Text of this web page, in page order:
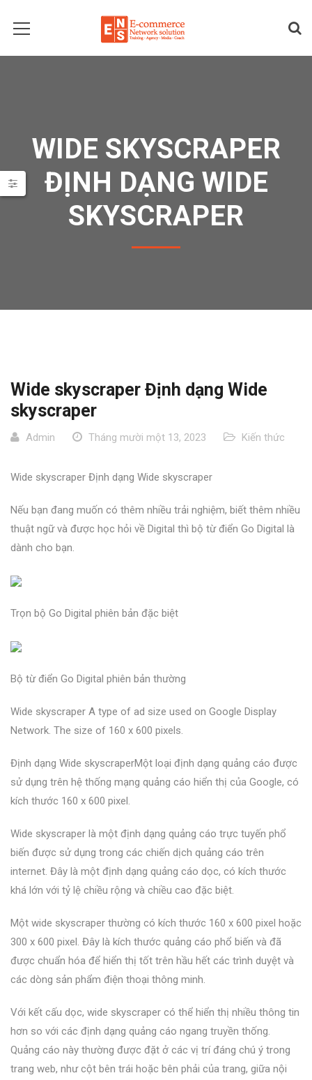
WIDE SKYSCRAPER
ĐỊNH DẠNG WIDE
SKYSCRAPER
Wide skyscraper Định dạng Wide
skyscraper
Admin Tháng mười một 13, 2023 Kiến thức
Wide skyscraper Định dạng Wide skyscraper
Nếu bạn đang muốn có thêm nhiều trải nghiệm, biết thêm nhiều
thuật ngữ và được học hỏi về Digital thì bộ từ điển Go Digital là
dành cho bạn.
Trọn bộ Go Digital phiên bản đặc biệt
Bộ từ điển Go Digital phiên bản thường
Wide skyscraper A type of ad size used on Google Display
Network. The size of 160 x 600 pixels.
Định dạng Wide skyscraperMột loại định dạng quảng cáo được
sử dụng trên hệ thống mạng quảng cáo hiển thị của Google, có
kích thước 160 x 600 pixel.
Wide skyscraper là một định dạng quảng cáo trực tuyến phổ
biến được sử dụng trong các chiến dịch quảng cáo trên
internet. Đây là một định dạng quảng cáo dọc, có kích thước
khá lớn với tỷ lệ chiều rộng và chiều cao đặc biệt.
Một wide skyscraper thường có kích thước 160 x 600 pixel hoặc
300 x 600 pixel. Đây là kích thước quảng cáo phổ biến và đã
được chuẩn hóa để hiển thị tốt trên hầu hết các trình duyệt và
các dòng sản phẩm điện thoại thông minh.
Với kết cấu dọc, wide skyscraper có thể hiển thị nhiều thông tin
hơn so với các định dạng quảng cáo ngang truyền thống.
Quảng cáo này thường được đặt ở các vị trí đáng chú ý trong
trang web, như cột bên trái hoặc bên phải của trang, giữa nội